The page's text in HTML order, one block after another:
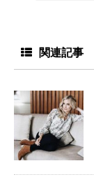
関連記事